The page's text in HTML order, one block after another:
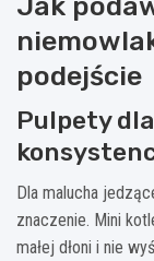
podejście
Pulpety
Dla malucha
znaczenie. Mini
małej dłoni i nie